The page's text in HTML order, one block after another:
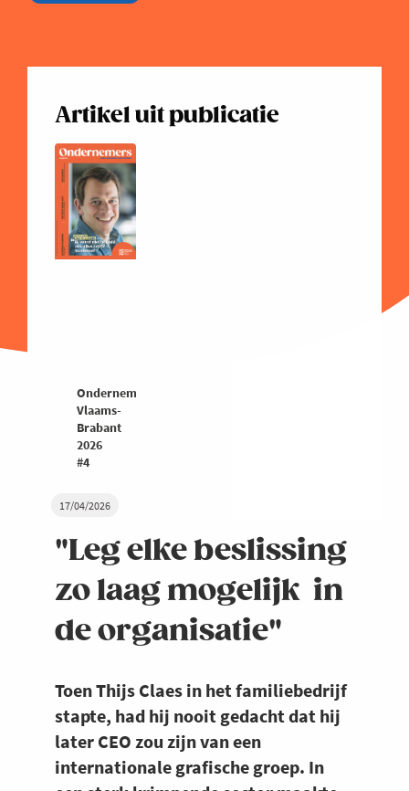
17/04/2026
"Leg elke beslissing
zo laag mogelijk in
de organisatie"
Toen Thijs Claes in het familiebedrijf
stapte, had hij nooit gedacht dat hij
later CEO zou zijn van een
internationale grafische groep. In
Artikel uit publicatie
Ondernemers
Vlaams-
Brabant
2026
#4